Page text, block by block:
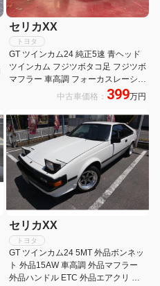
セリカXX
トヨタ
GT ツインカム24 純正5速 青ヘッド
ツインカム フジツボタコ足 フジツボ
マフラー 車高調 フォーカスレーシン
中古車価格： 399万円
セリカXX
トヨタ
GT ツインカム24 5MT 外品ボンネッ
ト 外品15AW 車高調 外品マフラー
外品ハンドル ETC 外品エアクリ ク